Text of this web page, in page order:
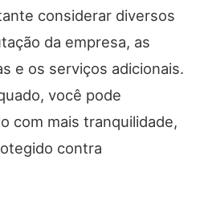
considerar diversos
da empresa, as
e os serviços adicionais.
você pode
com mais tranquilidade,
contra